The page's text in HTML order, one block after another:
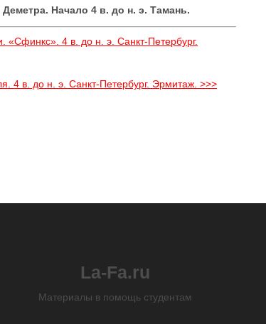
Начало 4 в. до н. э. Тамань.
«Сфинкс». 4 в. до н. э. Санкт-Петербург.
4 в. до н. э. Санкт-Петербург. Эрмитаж. >>>
La-Fa.ru
Материалы в помощь студентам